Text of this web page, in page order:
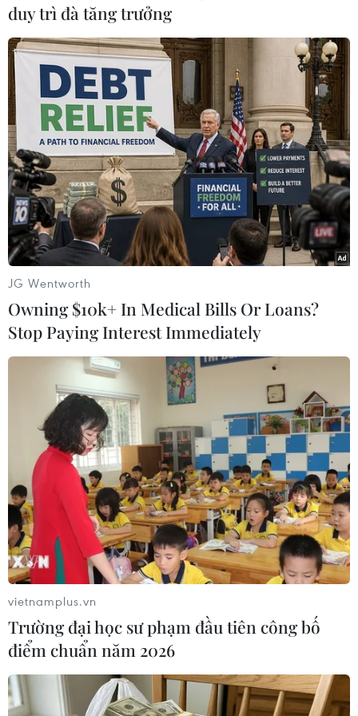
#binh sỹ Israel #Bờ Tây #cửa khẩu
Israel
Jordan
Theo dõi VietnamPlus
TIN LIÊN QUAN
duy trì đà tăng trưởng
JG Wentworth
Owning $10k+ In Medical Bills Or Loans?
Stop Paying Interest Immediately
vietnamplus.vn
Trường đại học sư phạm đầu tiên công bố
điểm chuẩn năm 2026